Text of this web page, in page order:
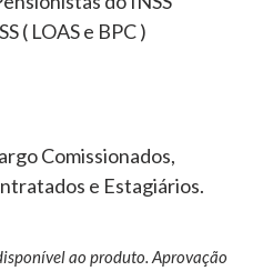
( LOAS e BPC )
Comissionados,
e Estagiários.
ao produto. Aprovação